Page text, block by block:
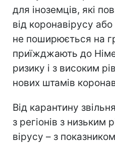
для іноземців, які
від коронавірусу
не поширюється на
приїжджають до
ризику і з високим
нових штамів
Від карантину
з регіонів з низьким
вірусу – з